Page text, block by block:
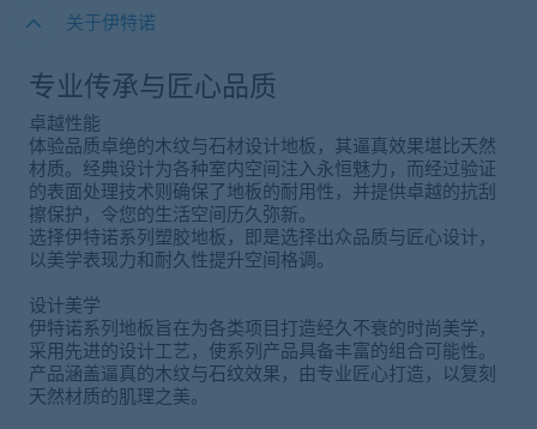
关于伊特诺
专业传承与匠心品质
卓越性能
体验品质卓绝的木纹与石材设计地板，其逼真效果堪比天然
材质。经典设计为各种室内空间注入永恒魅力，而经过验证
的表面处理技术则确保了地板的耐用性，并提供卓越的抗刮
擦保护，令您的生活空间历久弥新。
选择伊特诺系列塑胶地板，即是选择出众品质与匠心设计，
以美学表现力和耐久性提升空间格调。
设计美学
伊特诺系列地板旨在为各类项目打造经久不衰的时尚美学，
采用先进的设计工艺，使系列产品具备丰富的组合可能性。
产品涵盖逼真的木纹与石纹效果，由专业匠心打造，以复刻
天然材质的肌理之美。